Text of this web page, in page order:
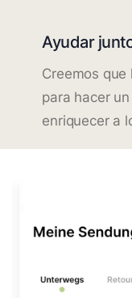
Ayudar
Creemos
para hacer
enriquecer a